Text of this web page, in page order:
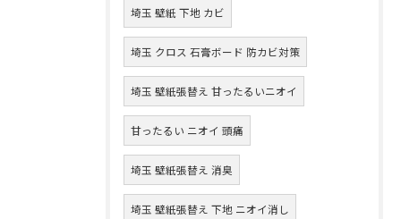
埼玉 壁紙 下地 カビ
埼玉 クロス 石膏ボード 防カビ対策
埼玉 壁紙張替え 甘ったるいニオイ
甘ったるい ニオイ 頭痛
埼玉 壁紙張替え 消臭
埼玉 壁紙張替え 下地 ニオイ消し